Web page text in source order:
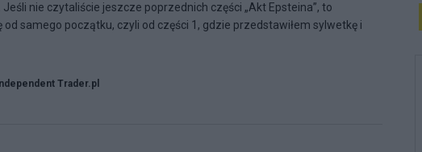
nie czytaliście jeszcze poprzednich części „Akt Epsteina”, to
samego początku, czyli od części 1, gdzie przedstawiłem sylwetkę i
Independent Trader.pl